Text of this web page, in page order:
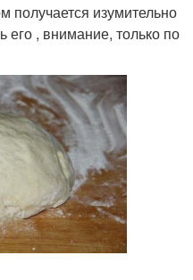
получается изумительно
его , внимание, только по